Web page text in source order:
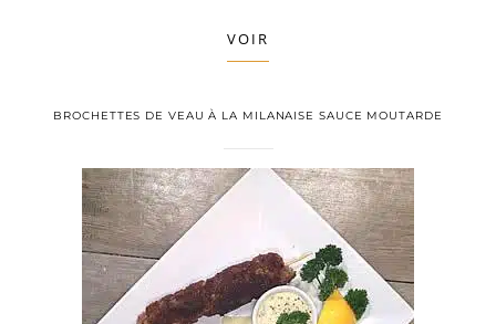
VOIR
BROCHETTES DE VEAU À LA MILANAISE SAUCE MOUTARDE